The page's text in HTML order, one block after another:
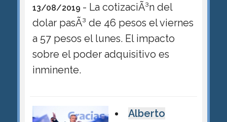
13/08/2019 - La cotizaciÃ³n del
dolar pasÃ³ de 46 pesos el viernes
a 57 pesos el lunes. El impacto
sobre el poder adquisitivo es
inminente.
Alberto